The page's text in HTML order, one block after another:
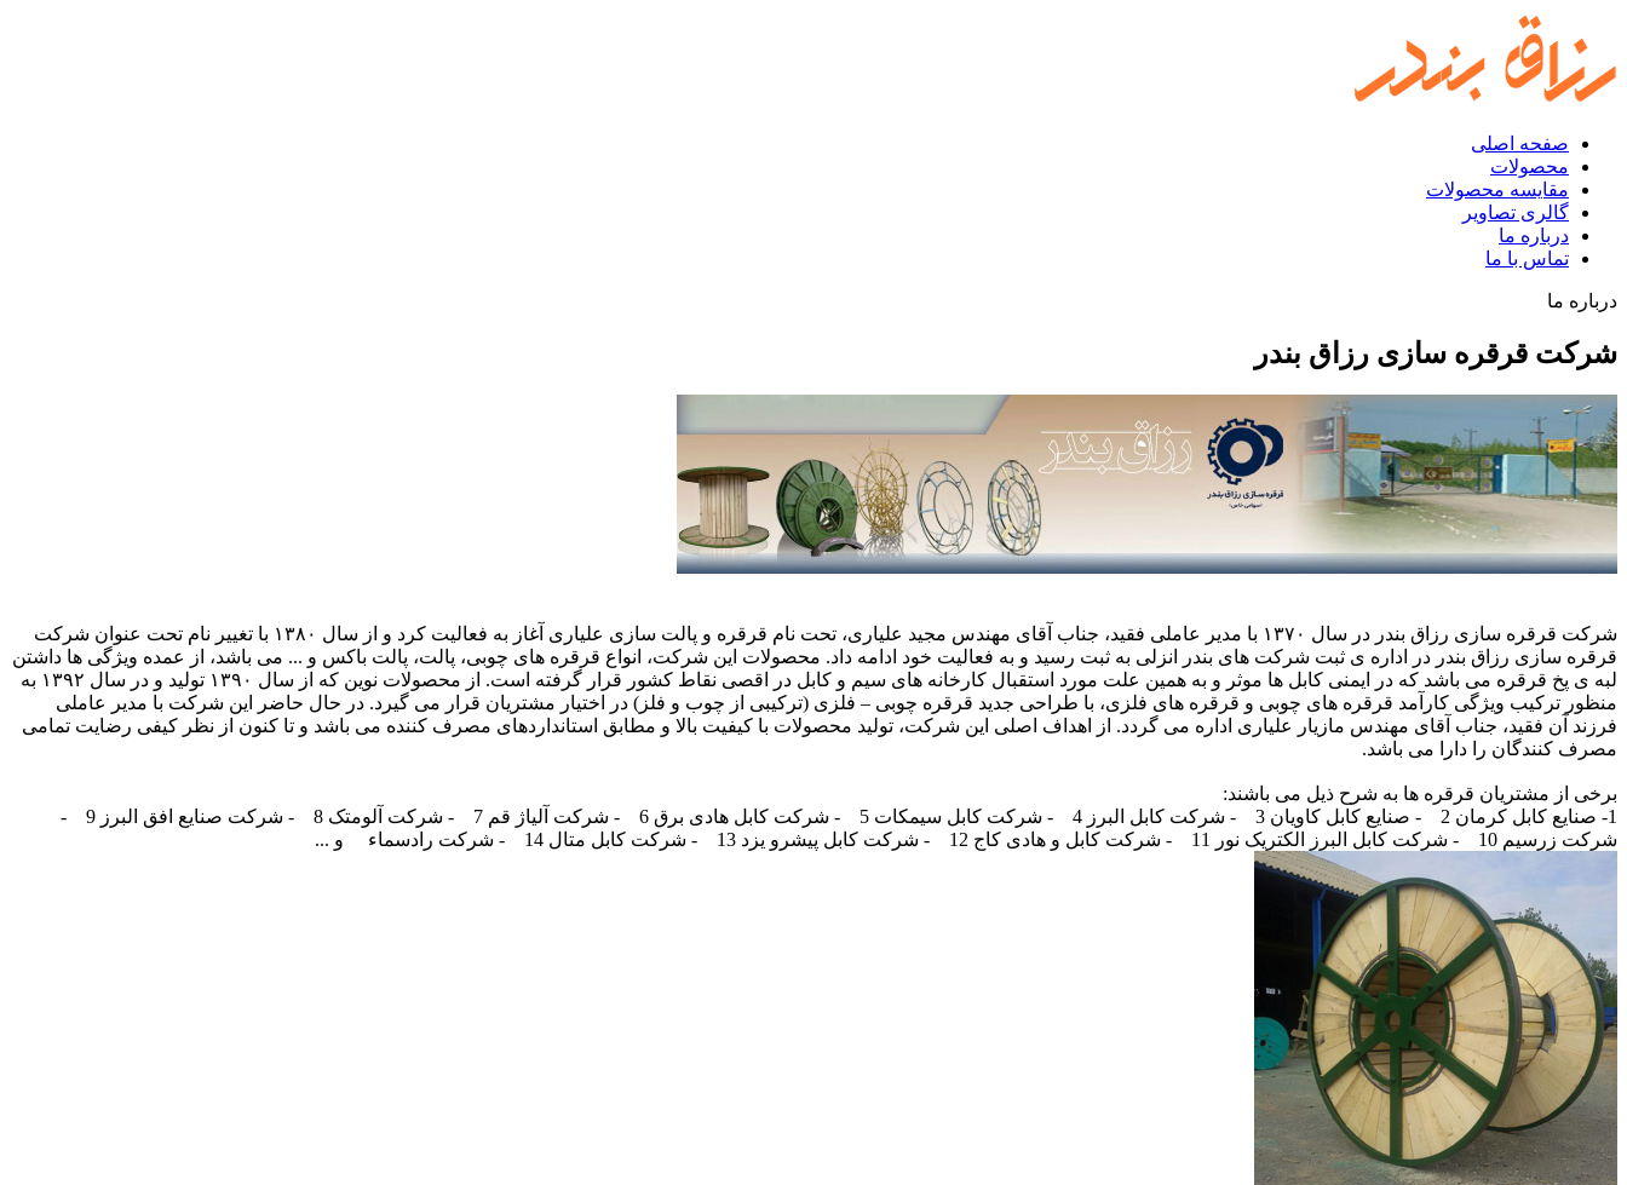
صفحه اصلی
محصولات
مقایسه محصولات
گالری تصاویر
درباره ما
تماس با ما
درباره ما
شرکت قرقره سازی رزاق بندر
شرکت قرقره سازی رزاق بندر در سال ۱۳۷۰ با مدیر عاملی فقید، جناب آقای مهندس مجید علیاری، تحت نام قرقره و پالت سازی علیاری آغاز به فعالیت کرد و از سال ۱۳۸۰ با تغییر نام تحت عنوان شرکت
قرقره سازی رزاق بندر در اداره ی ثبت شرکت های بندر انزلی به ثبت رسید و به فعالیت خود ادامه داد. محصولات این شرکت، انواع قرقره های چوبی، پالت، پالت باکس و ... می باشد، از عمده ویژگی ها داشتن
لبه ی پخ قرقره می باشد که در ایمنی کابل ها موثر و به همین علت مورد استقبال کارخانه های سیم و کابل در اقصی نقاط کشور قرار گرفته است. از محصولات نوین که از سال ۱۳۹۰ تولید و در سال ۱۳۹۲ به
منظور ترکیب ویژگی کارآمد قرقره های چوبی و قرقره های فلزی، با طراحی جدید قرقره چوبی – فلزی (ترکیبی از چوب و فلز) در اختیار مشتریان قرار می گیرد. در حال حاضر این شرکت با مدیر عاملی
فرزند آن فقید، جناب آقای مهندس مازیار علیاری اداره می گردد. از اهداف اصلی این شرکت، تولید محصولات با کیفیت بالا و مطابق استانداردهای مصرف کننده می باشد و تا کنون از نظر کیفی رضایت تمامی
مصرف کنندگان را دارا می باشد.
برخی از مشتریان قرقره ها به شرح ذیل می باشند:
1- صنایع کابل کرمان
2- صنایع کابل کاویان 3- شرکت کابل البرز 4- شرکت کابل سیمکات 5- شرکت کابل هادی برق 6- شرکت آلیاژ قم 7- شرکت آلومتک 8- شرکت صنایع افق البرز
9-
شرکت زرسیم 10- شرکت کابل البرز الکتریک نور 11- شرکت کابل و هادی کاج 12- شرکت کابل پیشرو یزد 13- شرکت کابل متال 14- شرکت رادسماء و ...